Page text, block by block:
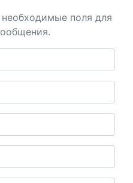
поля для